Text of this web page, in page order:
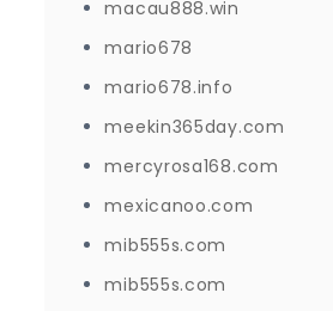
macau888.win
mario678
mario678.info
meekin365day.com
mercyrosa168.com
mexicanoo.com
mib555s.com
mib555s.com